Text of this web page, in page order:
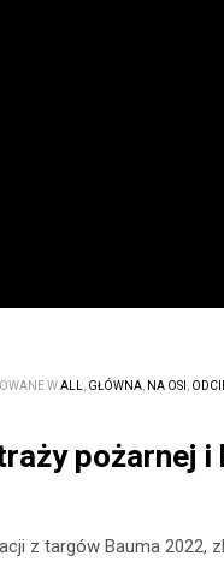
WALL GŁÓWNA NA OSI
pożarnej
z targów Bauma 2022,